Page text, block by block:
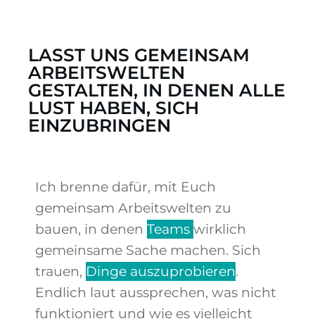
LASST UNS GEMEINSAM
ARBEITSWELTEN
GESTALTEN, IN DENEN ALLE
LUST HABEN, SICH
EINZUBRINGEN
Ich brenne dafür, mit Euch
gemeinsam Arbeitswelten zu
bauen, in denen Teams wirklich
gemeinsame Sache machen. Sich
trauen, Dinge auszuprobieren.
Endlich laut aussprechen, was nicht
funktioniert und wie es vielleicht